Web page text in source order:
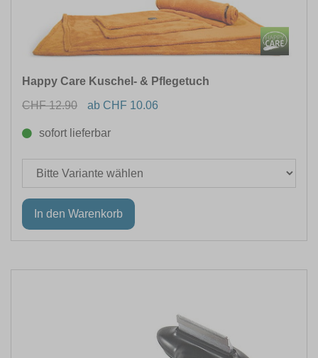
Happy Care Kuschel- & Pflegetuch
CHF 12.90
ab CHF 10.06
sofort lieferbar